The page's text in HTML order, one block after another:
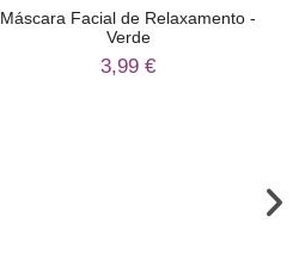
Máscara Facial de Relaxamento -
Verde
3,99 €